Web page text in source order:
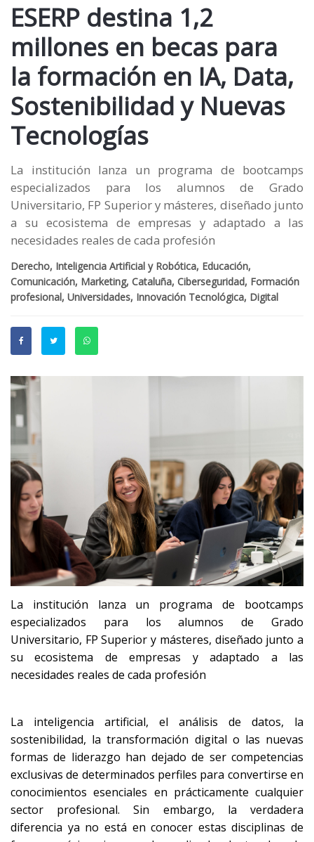
ESERP destina 1,2
millones en becas para
la formación en IA, Data,
Sostenibilidad y Nuevas
Tecnologías
La institución lanza un programa de bootcamps
especializados para los alumnos de Grado
Universitario, FP Superior y másteres, diseñado junto
a su ecosistema de empresas y adaptado a las
necesidades reales de cada profesión
Derecho, Inteligencia Artificial y Robótica, Educación,
Comunicación, Marketing, Cataluña, Ciberseguridad, Formación
profesional, Universidades, Innovación Tecnológica, Digital
La institución lanza un programa de bootcamps
especializados para los alumnos de Grado
Universitario, FP Superior y másteres, diseñado junto a
su ecosistema de empresas y adaptado a las
necesidades reales de cada profesión
La inteligencia artificial, el análisis de datos, la
sostenibilidad, la transformación digital o las nuevas
formas de liderazgo han dejado de ser competencias
exclusivas de determinados perfiles para convertirse en
conocimientos esenciales en prácticamente cualquier
sector profesional. Sin embargo, la verdadera
diferencia ya no está en conocer estas disciplinas de